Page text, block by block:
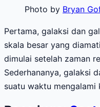
Photo by Bryan
Pertama, galaksi dan
skala besar yang
dimulai setelah zaman
Sederhananya, galaksi
suatu waktu mengalami